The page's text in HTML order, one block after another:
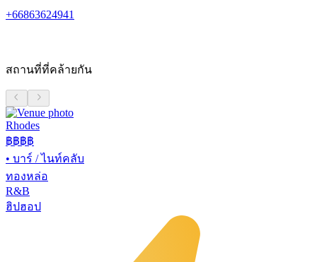
+66863624941
สถานที่ที่คล้ายกัน
Rhodes
฿฿฿฿
• บาร์ / ไนท์คลับ
ทองหล่อ
R&B
ฮิปฮอป